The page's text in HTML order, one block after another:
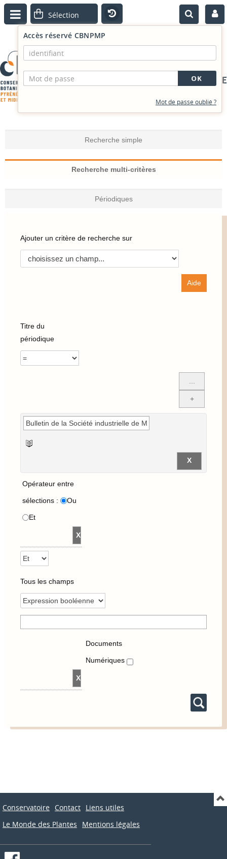
PORTAIL DOCUMENTAIRE
Accès réservé CBNPMP
Mot de passe oublié ?
Recherche simple
Recherche multi-critères
Périodiques
Ajouter un critère de recherche sur
Titre du
périodique
Opérateur entre
sélections : Ou
Et
Tous les champs
Documents
Numériques
Conservatoire Contact Liens utiles
Le Monde des Plantes
Mentions légales